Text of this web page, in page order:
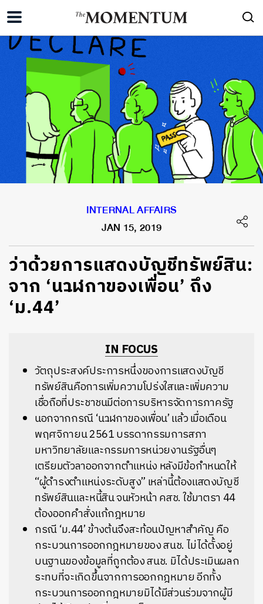
INTERNAL AFFAIRS
JAN 15, 2019
ว่าด้วยการแสดงบัญชีทรัพย์สิน:
จาก ‘นาฬิกาของเพื่อน’ ถึง
‘ม.44’
IN FOCUS
วัตถุประสงค์ประการหนึ่งของการแสดงบัญชี
ทรัพย์สินคือการเพิ่มความโปร่งใสและเพิ่มความ
เชื่อถือที่ประชาชนมีต่อการบริหารจัดการภาครัฐ
นอกจากกรณี ‘นาฬิกาของเพื่อน’ แล้ว เมื่อเดือน
พฤศจิกายน 2561 บรรดากรรมการสภา
มหาวิทยาลัยและกรรมการหน่วยงานรัฐอื่นๆ
เตรียมตัวลาออกจากตำแหน่ง หลังมีข้อกำหนดให้
“ผู้ดำรงตำแหน่งระดับสูง” เหล่านี้ต้องแสดงบัญชี
ทรัพย์สินและหนี้สิน จนหัวหน้า คสช. ใช้มาตรา 44
ต้องออกคำสั่งแก้กฎหมาย
กรณี ‘ม.44’ ข้างต้นจึงสะท้อนปัญหาสำคัญ คือ
กระบวนการออกกฎหมายของ สนช. ไม่ได้ตั้งอยู่
บนฐานของข้อมูลที่ถูกต้อง สนช. มิได้ประเมินผลก
ระทบที่จะเกิดขึ้นจากการออกกฎหมาย อีกทั้ง
กระบวนการออกกฎหมายมิได้มีส่วนร่วมจากผู้มี